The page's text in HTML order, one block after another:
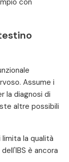
con
Assume i
la diagnosi di
altre possibili
la qualità
è ancora